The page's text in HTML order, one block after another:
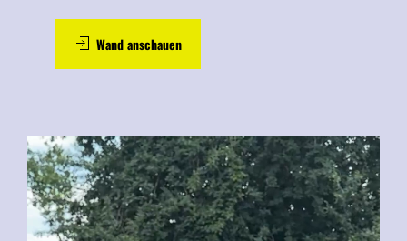
Wand anschauen